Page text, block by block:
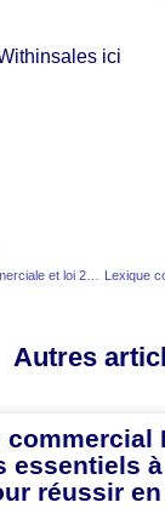
ici
Prospection commerciale et loi 2026 : menace ou opportunité pour les commerciaux B2B ?
Autres
commercial
essentiels
réussir